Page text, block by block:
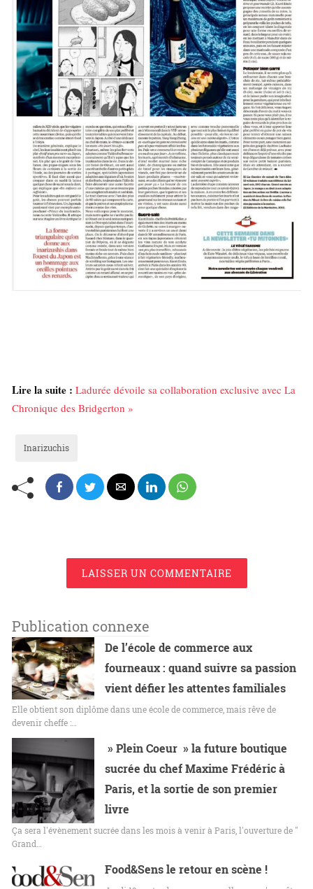
Lire la suite : Ladurée dévoile sa collaboration exclusive avec La
Chronique des Bridgerton »
Inarizuchis
LAISSER UN COMMENTAIRE
Publication connexe
De l’école de commerce aux
fourneaux : quand suivre sa passion
vient défier les attentes familiales
Elle obtient son diplôme dans une école de commerce, mais rêve de
devenir cheffe :…
» Plein Coeur » la future boutique
sucrée du chef Maxime Frédéric à
Paris, et la sortie de son premier
livre
Ça sera l'évènement sucrée dans les mois à venir à Paris, l'ouverture de "
Grand…
Food&Sens le retour en scène !